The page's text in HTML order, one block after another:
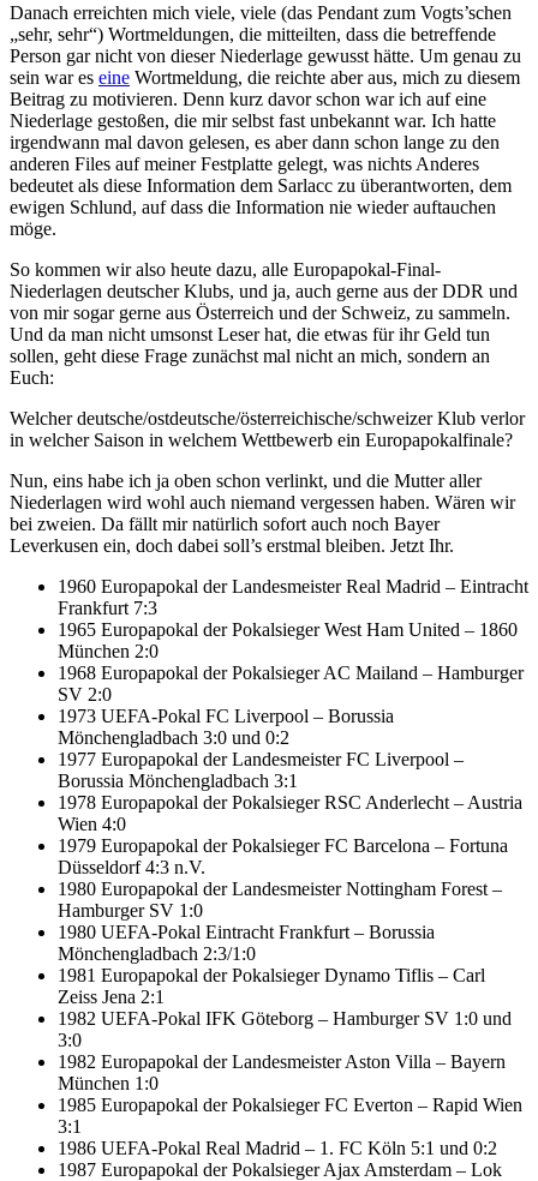
Danach erreichten mich viele, viele (das Pendant zum Vogts’schen
„sehr, sehr“) Wortmeldungen, die mitteilten, dass die betreffende
Person gar nicht von dieser Niederlage gewusst hätte. Um genau zu
sein war es eine Wortmeldung, die reichte aber aus, mich zu diesem
Beitrag zu motivieren. Denn kurz davor schon war ich auf eine
Niederlage gestoßen, die mir selbst fast unbekannt war. Ich hatte
irgendwann mal davon gelesen, es aber dann schon lange zu den
anderen Files auf meiner Festplatte gelegt, was nichts Anderes
bedeutet als diese Information dem Sarlacc zu überantworten, dem
ewigen Schlund, auf dass die Information nie wieder auftauchen
möge.
So kommen wir also heute dazu, alle Europapokal-Final-
Niederlagen deutscher Klubs, und ja, auch gerne aus der DDR und
von mir sogar gerne aus Österreich und der Schweiz, zu sammeln.
Und da man nicht umsonst Leser hat, die etwas für ihr Geld tun
sollen, geht diese Frage zunächst mal nicht an mich, sondern an
Euch:
Welcher deutsche/ostdeutsche/österreichische/schweizer Klub verlor
in welcher Saison in welchem Wettbewerb ein Europapokalfinale?
Nun, eins habe ich ja oben schon verlinkt, und die Mutter aller
Niederlagen wird wohl auch niemand vergessen haben. Wären wir
bei zweien. Da fällt mir natürlich sofort auch noch Bayer
Leverkusen ein, doch dabei soll’s erstmal bleiben. Jetzt Ihr.
1960 Europapokal der Landesmeister Real Madrid – Eintracht
Frankfurt 7:3
1965 Europapokal der Pokalsieger West Ham United – 1860
München 2:0
1968 Europapokal der Pokalsieger AC Mailand – Hamburger
SV 2:0
1973 UEFA-Pokal FC Liverpool – Borussia
Mönchengladbach 3:0 und 0:2
1977 Europapokal der Landesmeister FC Liverpool –
Borussia Mönchengladbach 3:1
1978 Europapokal der Pokalsieger RSC Anderlecht – Austria
Wien 4:0
1979 Europapokal der Pokalsieger FC Barcelona – Fortuna
Düsseldorf 4:3 n.V.
1980 Europapokal der Landesmeister Nottingham Forest –
Hamburger SV 1:0
1980 UEFA-Pokal Eintracht Frankfurt – Borussia
Mönchengladbach 2:3/1:0
1981 Europapokal der Pokalsieger Dynamo Tiflis – Carl
Zeiss Jena 2:1
1982 UEFA-Pokal IFK Göteborg – Hamburger SV 1:0 und
3:0
1982 Europapokal der Landesmeister Aston Villa – Bayern
München 1:0
1985 Europapokal der Pokalsieger FC Everton – Rapid Wien
3:1
1986 UEFA-Pokal Real Madrid – 1. FC Köln 5:1 und 0:2
1987 Europapokal der Pokalsieger Ajax Amsterdam – Lok